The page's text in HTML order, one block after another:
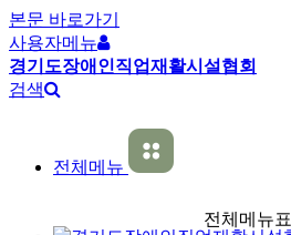
본문 바로가기
사용자메뉴
경기도장애인직업재활시설협회
검색
전체메뉴
전체메뉴표